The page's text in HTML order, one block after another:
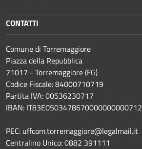
CONTATTI
Comune di Torremaggiore
Piazza della Repubblica
71017 - Torremaggiore (FG)
Codice Fiscale: 84000710719
Partita IVA: 00536230717
IBAN: IT83E0503478670000000000712
PEC: uffcom.torremaggiore@legalmail.it
Centralino Unico: 0882 391111